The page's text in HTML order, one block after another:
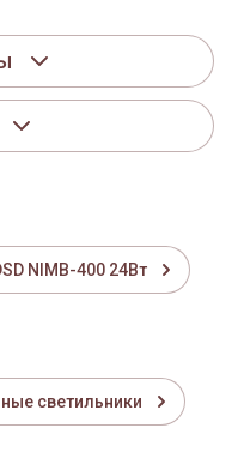
NIMB-400 24Вт
светильники